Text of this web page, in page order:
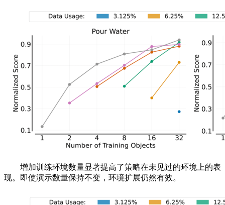
增加训练环境数量显著提高了策略在未见过的环境上的表
现。即使演示数量保持不变，环境扩展仍然有效。